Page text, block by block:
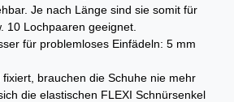
Je nach Länge sind sie somit für
10 Lochpaaren geeignet.
für problemloses Einfädeln: 5 mm
brauchen die Schuhe nie mehr
die elastischen FLEXI Schnürsenkel